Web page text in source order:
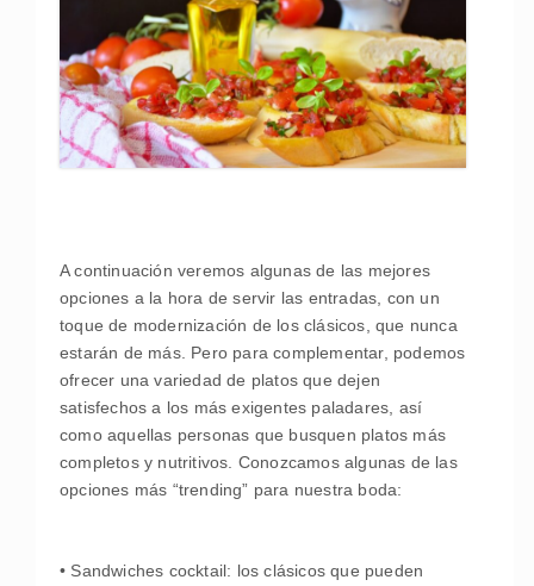
A continuación veremos algunas de las mejores
opciones a la hora de servir las entradas, con un
toque de modernización de los clásicos, que nunca
estarán de más. Pero para complementar, podemos
ofrecer una variedad de platos que dejen
satisfechos a los más exigentes paladares, así
como aquellas personas que busquen platos más
completos y nutritivos. Conozcamos algunas de las
opciones más “trending” para nuestra boda:
• Sandwiches cocktail: los clásicos que pueden